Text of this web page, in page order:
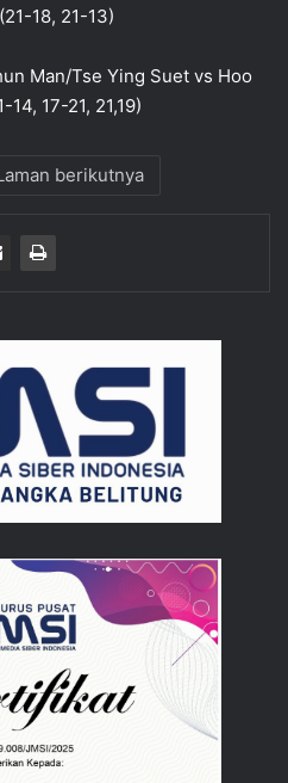
18, 21-13)
Man/Tse Ying Suet vs Hoo
17-21, 21,19)
berikutnya